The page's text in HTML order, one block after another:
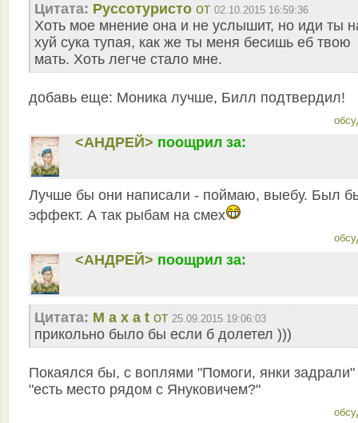
Цитата: Руссотуристо от 02.10.2015 16:59:36
Хоть мое мнение она и не услышит, но иди ты
хуй сука тупая, как же ты меня бесишь еб твою
мать. Хоть легче стало мне.
добавь еще: Моника лучше, Билл подтвердил!
<АНДРЕЙ> поощрил за:
Лучше бы они написали - поймаю, выебу. Был
эффект. А так рыбам на смех
<АНДРЕЙ> поощрил за:
Цитата: M a x a t от 25.09.2015 19:06:03
прикольно было бы если б долетел )))
Покаялся бы, с воплями "Помоги, янки
"есть место рядом с Януковичем?"